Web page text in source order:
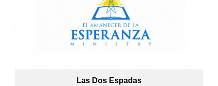
Las Dos Espadas